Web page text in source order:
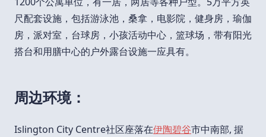
尺配套设施，包括游泳池，桑拿，电影院，健身房，瑜伽
房，派对室，台球房，小孩活动中心，篮球场，带有阳光
搭台和用膳中心的户外露台设施一应具有。
周边环境：
Islington City Centre社区座落在伊陶碧谷市中南部, 据